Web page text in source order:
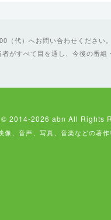
代）へお問い合わせください
がすべて目を通し、今後の番
2014-2026 abn All Rights
、音声、写真、音楽などの著